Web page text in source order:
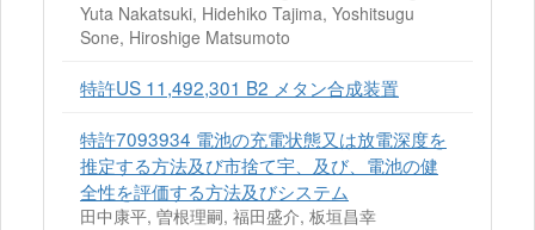
Yuta Nakatsuki, Hidehiko Tajima, Yoshitsugu
Sone, Hiroshige Matsumoto
特許US 11,492,301 B2 メタン合成装置
特許7093934 電池の充電状態又は放電深度を
推定する方法及び市捨て宇、及び、電池の健
全性を評価する方法及びシステム
田中康平, 曽根理嗣, 福田盛介, 板垣昌幸